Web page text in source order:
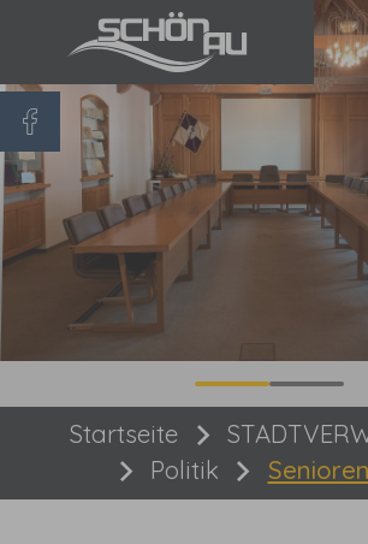
Zum Hauptinhalt springen
Sie sind hier:Startseite
Politik